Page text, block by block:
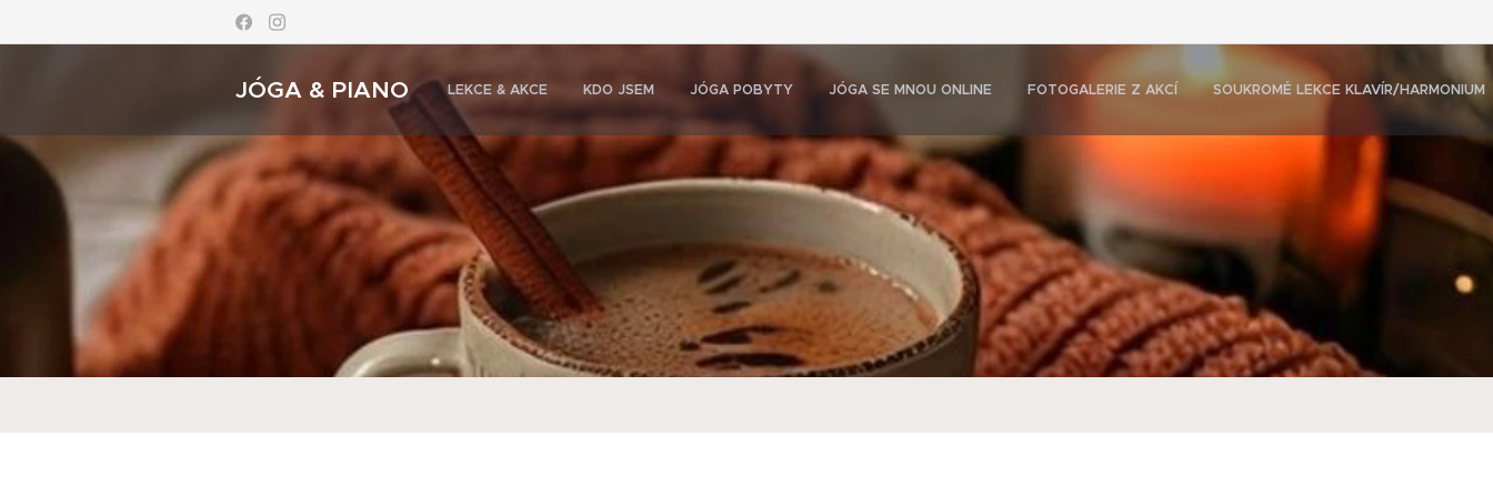
JÓGA & PIANO LEKCE & AKCE KDO JSEM JÓGA POBYTY JÓGA SE MNOU ONLINE FOTOGALERIE Z AKCÍ SOUKROMÉ LEKCE KLAVÍR/HARMONIUM